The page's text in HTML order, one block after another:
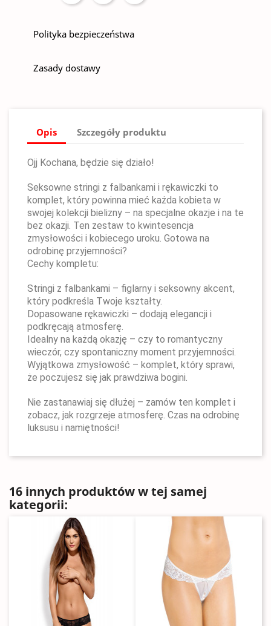
Polityka bezpieczeństwa
Zasady dostawy
Opis Szczegóły produktu
Ojj Kochana, będzie się działo!
Seksowne stringi z falbankami i rękawiczki to
komplet, który powinna mieć każda kobieta w
swojej kolekcji bielizny – na specjalne okazje i na te
bez okazji. Ten zestaw to kwintesencja
zmysłowości i kobiecego uroku. Gotowa na
odrobinę przyjemności?
Cechy kompletu:
Stringi z falbankami – figlarny i seksowny akcent,
który podkreśla Twoje kształty.
Dopasowane rękawiczki – dodają elegancji i
podkręcają atmosferę.
Idealny na każdą okazję – czy to romantyczny
wieczór, czy spontaniczny moment przyjemności.
Wyjątkowa zmysłowość – komplet, który sprawi,
że poczujesz się jak prawdziwa bogini.
Nie zastanawiaj się dłużej – zamów ten komplet i
zobacz, jak rozgrzeje atmosferę. Czas na odrobinę
luksusu i namiętności!
16 innych produktów w tej samej
kategorii: